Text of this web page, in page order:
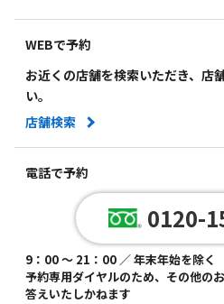
WEBで予約
お近くの店舗を検索いただき、店
い。
店舗検索
電話で予約
0120-
9：00 ～ 21：00 ／ 年末年始を除く
予約専用ダイヤルのため、その他の
答えいたしかねます